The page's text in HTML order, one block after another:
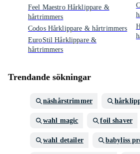
Feel Maestro Hårklippare &
hårtrimmers
Codos Hårklippare & hårtrimmers
EuroStil Hårklippare &
hårtrimmers
Trendande sökningar
näshårstrimmer
wahl magic foil shaver
wahl detailer babyliss